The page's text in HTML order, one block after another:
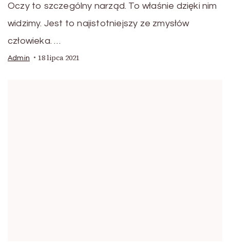
Oczy to szczególny narząd. To właśnie dzięki nim
widzimy. Jest to najistotniejszy ze zmysłów
człowieka. …
Admin 18 lipca 2021